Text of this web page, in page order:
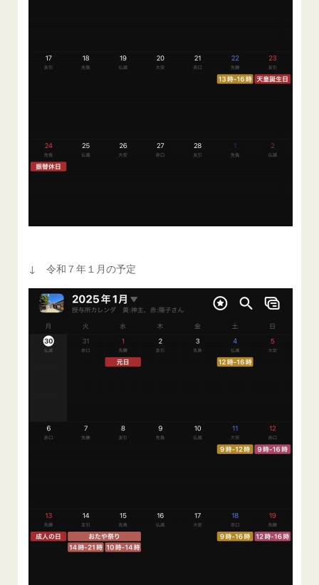
↓ 令和７年１月の予定